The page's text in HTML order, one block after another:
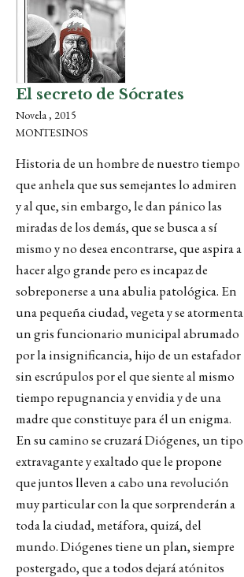
El secreto de Sócrates
Novela , 2015
MONTESINOS
Historia de un hombre de nuestro tiempo
que anhela que sus semejantes lo admiren
y al que, sin embargo, le dan pánico las
miradas de los demás, que se busca a sí
mismo y no desea encontrarse, que aspira a
hacer algo grande pero es incapaz de
sobreponerse a una abulia patológica. En
una pequeña ciudad, vegeta y se atormenta
un gris funcionario municipal abrumado
por la insignificancia, hijo de un estafador
sin escrúpulos por el que siente al mismo
tiempo repugnancia y envidia y de una
madre que constituye para él un enigma.
En su camino se cruzará Diógenes, un tipo
extravagante y exaltado que le propone
que juntos lleven a cabo una revolución
muy particular con la que sorprenderán a
toda la ciudad, metáfora, quizá, del
mundo. Diógenes tiene un plan, siempre
postergado, que a todos dejará atónitos